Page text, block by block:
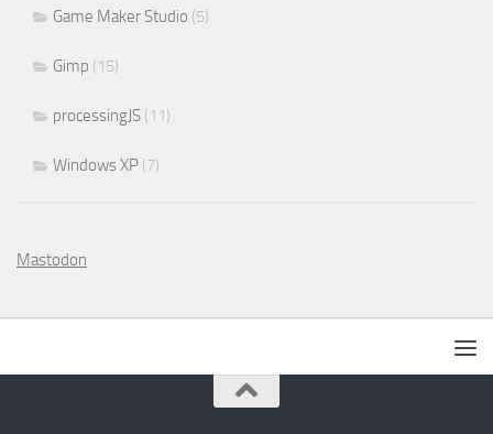
Game Maker Studio (5)
Gimp (15)
processingJS (11)
Windows XP (7)
Mastodon